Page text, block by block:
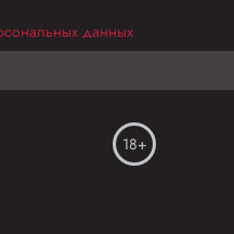
данных
18+